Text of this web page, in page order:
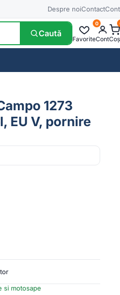
Despre noiContactCont
Caută
Favorite
0
ContCoș
1273
EU V, pornire
si motosape